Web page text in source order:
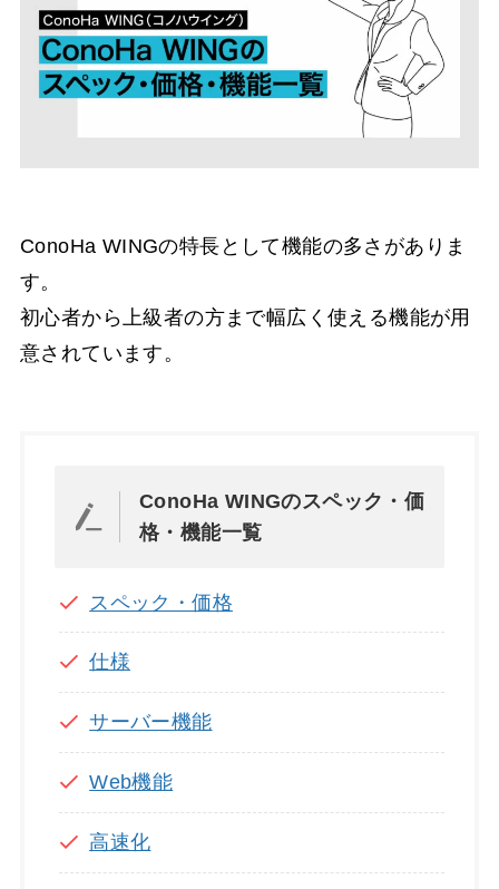
ConoHa WINGの特長として機能の多さがありま
す。
初心者から上級者の方まで幅広く使える機能が用
意されています。
ConoHa WINGのスペック・価
格・機能一覧
スペック・価格
仕様
サーバー機能
Web機能
高速化